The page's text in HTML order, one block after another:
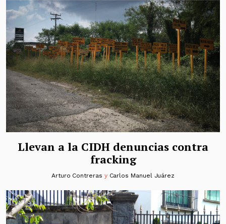
Llevan a la CIDH denuncias contra
fracking
Arturo Contreras y Carlos Manuel Juárez